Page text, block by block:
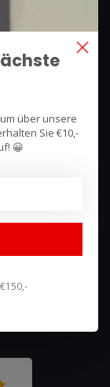
über unsere
Sie €10,-
😀